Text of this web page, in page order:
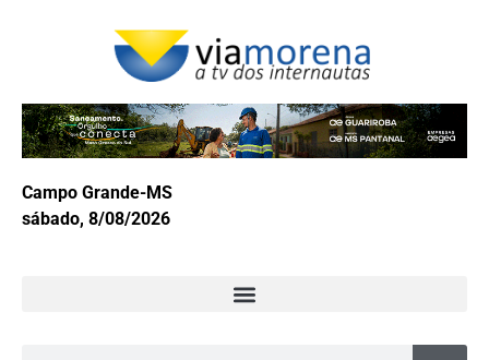
Campo Grande-MS
sábado, 8/08/2026